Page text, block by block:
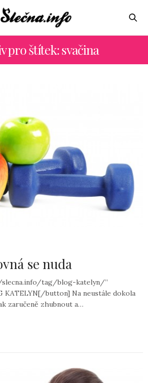
pro štítek: svačina
se nuda
tag/blog-katelyn/”
KATELYN[/button] Na neustále dokola
zaručeně zhubnout a…